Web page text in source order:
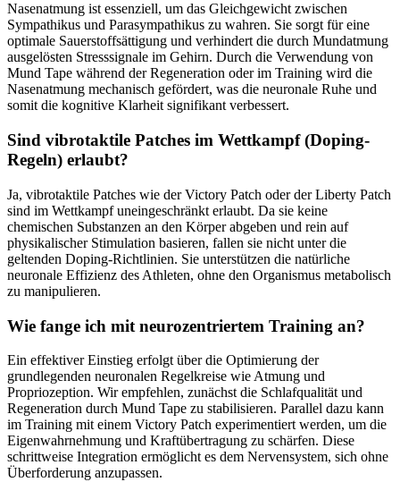
Nasenatmung ist essenziell, um das Gleichgewicht zwischen
Sympathikus und Parasympathikus zu wahren. Sie sorgt für eine
optimale Sauerstoffsättigung und verhindert die durch Mundatmung
ausgelösten Stresssignale im Gehirn. Durch die Verwendung von
Mund Tape während der Regeneration oder im Training wird die
Nasenatmung mechanisch gefördert, was die neuronale Ruhe und
somit die kognitive Klarheit signifikant verbessert.
Sind vibrotaktile Patches im Wettkampf (Doping-
Regeln) erlaubt?
Ja, vibrotaktile Patches wie der Victory Patch oder der Liberty Patch
sind im Wettkampf uneingeschränkt erlaubt. Da sie keine
chemischen Substanzen an den Körper abgeben und rein auf
physikalischer Stimulation basieren, fallen sie nicht unter die
geltenden Doping-Richtlinien. Sie unterstützen die natürliche
neuronale Effizienz des Athleten, ohne den Organismus metabolisch
zu manipulieren.
Wie fange ich mit neurozentriertem Training an?
Ein effektiver Einstieg erfolgt über die Optimierung der
grundlegenden neuronalen Regelkreise wie Atmung und
Propriozeption. Wir empfehlen, zunächst die Schlafqualität und
Regeneration durch Mund Tape zu stabilisieren. Parallel dazu kann
im Training mit einem Victory Patch experimentiert werden, um die
Eigenwahrnehmung und Kraftübertragung zu schärfen. Diese
schrittweise Integration ermöglicht es dem Nervensystem, sich ohne
Überforderung anzupassen.